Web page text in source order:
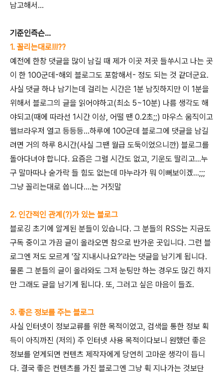
남고해서...
기준인즉슨...
1. 꼴리는대로!!!??
예전에 한창 댓글을 많이 남길 때 제가 이곳 저곳 들쑤시고 나는 곳
이 한 100군데-해외 블로그도 포함해서- 정도 되는 것 같더군요.
사실 댓글 하나 남기는데 걸리는 시간은 1분 남짓하지만 이 1분을
위해서 블로그의 글을 읽어야하고(최소 5~10분) 나름 생각도 해
야되고(때에 따라선 1시간 이상, 어떨 땐 0.2초;;) 마우스 움직이고
웹브라우저 열고 등등등...하루에 100군데 블로그에 댓글을 남길
려면 거의 하루 8시간(사실 그땐 월급 도둑이었으니깐) 블로그를
돌아다녀야 합니다. 요즘은 그럴 시간도 없고, 기운도 딸리고...누
구 말마따나 숟가락 들 힘도 없는데 마누라가 뭐 이뻐보이겠...;;;
그냥 꼴리는대로 씁니다....는 거짓말
2. 인간적인 관계(?)가 있는 블로그
블로깅 초기에 알게된 분들이 있습니다. 그 분들의 RSS는 지금도
구독 중이고 가끔 글이 올라오면 참으로 반가운 곳입니다. 그런 블
로그엔 저도 모르게 '잘 지내시나요?'라는 댓글을 남기게 됩니다.
물론 그 분들의 글이 올라와도 그저 눈팅만 하는 경우도 많긴 하지
만 그래도 글을 남기게 됩니다. 또, 그러고 싶은 마음이 들죠.
3. 좋은 정보를 주는 블로그
사실 인터넷이 정보교류를 위한 목적이었고, 검색을 통한 정보 획
득이 아직까진 (저의) 주 인터넷 사용 목적이다보니 원했던 좋은
정보를 얻게되면 컨텐츠 제작자에게 당연히 고마운 생각이 듭니
다. 결국 좋은 컨텐츠를 가진 블로그엔 그냥 휙 지나가는 것보단